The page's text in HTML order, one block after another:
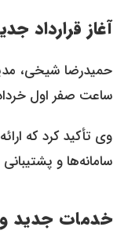
آغاز قرارداد
حمیدرضا شیخی،
ساعت صفر اول خرداد ۱۴۰۵ به مدت یک سال اجرایی شده
وی تأکید کرد که
سامانه‌ها و پشتیبانی ۲۴ ساعته نیز تقویت شده است.
خدمات جدید و